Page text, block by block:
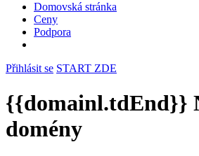
Domovská stránka
Ceny
Podpora
Přihlásit se START ZDE
{{domainl.tdEnd}}
domény